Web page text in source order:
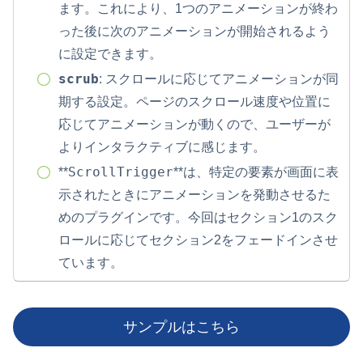
ます。これにより、1つのアニメーションが終わ
った後に次のアニメーションが開始されるよう
に設定できます。
scrub: スクロールに応じてアニメーションが同
期する設定。ページのスクロール速度や位置に
応じてアニメーションが動くので、ユーザーが
よりインタラクティブに感じます。
**ScrollTrigger**は、特定の要素が画面に表
示されたときにアニメーションを発動させるた
めのプラグインです。今回はセクション1のスク
ロールに応じてセクション2をフェードインさせ
ています。
サンプルはこちら